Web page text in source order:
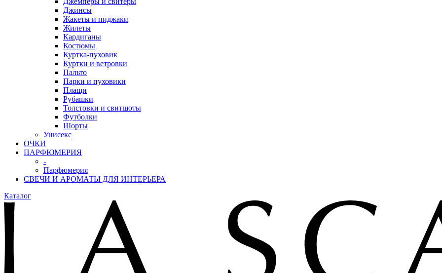
Джинсы
Жакеты и пиджаки
Жилеты
Кардиганы
Костюмы
Куртка-пуховик
Куртки и ветровки
Пальто
Парки и пуховики
Плащи
Рубашки
Толстовки и свитшоты
Футболки
Шорты
Унисекс
ОЧКИ
ПАРФЮМЕРИЯ
-
Парфюмерия
СВЕЧИ И АРОМАТЫ ДЛЯ ИНТЕРЬЕРА
Каталог